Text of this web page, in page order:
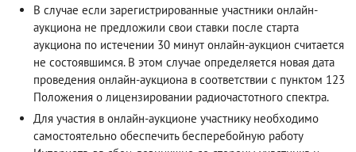
В случае если зарегистрированные участники онлайн-
аукциона не предложили свои ставки после старта
аукциона по истечении 30 минут онлайн-аукцион считается
не состоявшимся. В этом случае определяется новая дата
проведения онлайн-аукциона в соответствии с пунктом 123
Положения о лицензировании радиочастотного спектра.
Для участия в онлайн-аукционе участнику необходимо
самостоятельно обеспечить бесперебойную работу